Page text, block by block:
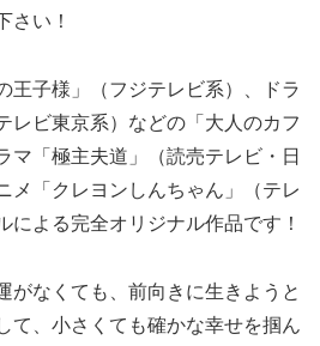
さい！
王子様」（フジテレビ系）、ドラ
レビ東京系）などの「大人のカフ
マ「極主夫道」（読売テレビ・日
メ「クレヨンしんちゃん」（テレ
による完全オリジナル作品です！
がなくても、前向きに生きようと
て、小さくても確かな幸せを掴ん